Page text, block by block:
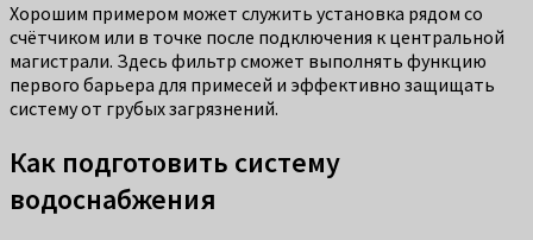
Хорошим примером может служить установка рядом со
счётчиком или в точке после подключения к центральной
магистрали. Здесь фильтр сможет выполнять функцию
первого барьера для примесей и эффективно защищать
систему от грубых загрязнений.
Как подготовить систему
водоснабжения